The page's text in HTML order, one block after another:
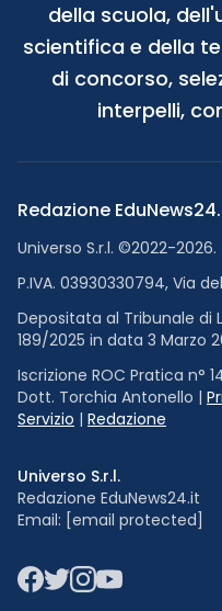
della scuola,
scientifica e della
di concorso,
interpelli,
Redazione
Universo S.r.l. ©2022-
P.IVA. 03930330794, Via
Depositata al Tribunale di
189/2025 in data 3 Marzo
Iscrizione ROC Pratica n°
Dott. Torchia Antonello |
Servizio | Redazione
Universo S.r.l.
Redazione EduNews24.it
Email: [email protected]
Facebook
TwitterInstagram
YouTube